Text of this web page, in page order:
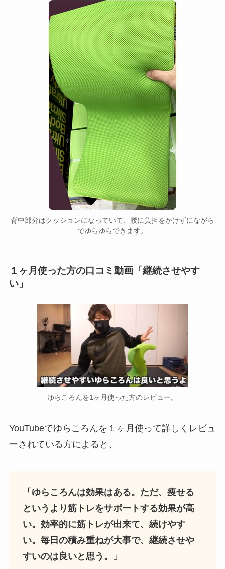
背中部分はクッションになっていて、腰に負担をかけずにながら
でゆらゆらできます。
１ヶ月使った方の口コミ動画「継続させやす
い」
ゆらころんを1ヶ月使った方のレビュー。
YouTubeでゆらころんを１ヶ月使って詳しくレビュ
ーされている方によると、
「ゆらころんは効果はある。ただ、 痩せる
というより筋トレをサポートする効果が高
い。 効率的に筋トレが出来て、続けやす
い。毎日の積み重ねが大事で、継続させや
すいのは良いと思う。」